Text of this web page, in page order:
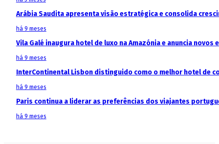
Arábia Saudita apresenta visão estratégica e consolida
há 9 meses
Vila Galé inaugura hotel de luxo na Amazónia e anuncia
há 9 meses
InterContinental Lisbon distinguido como o melhor hotel de
há 9 meses
Paris continua a liderar as preferências dos viajantes
há 9 meses